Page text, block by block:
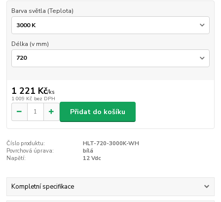
Barva světla (Teplota)
Délka (v mm)
1 221 Kč/ks
1 009 Kč bez DPH
Přidat do košíku
Číslo produktu:
HLT-720-3000K-WH
Povrchová úprava:
bílá
Napětí:
12 Vdc
Kompletní specifikace